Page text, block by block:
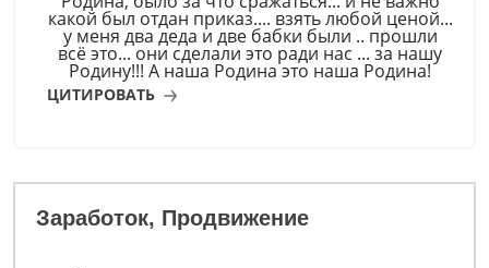
какой был отдан приказ.... взять любой ценой...
у меня два деда и две бабки были .. прошли
всё это... они сделали это ради нас ... за нашу
Родину!!! А наша Родина это наша Родина!
ЦИТИРОВАТЬ
Заработок, Продвижение